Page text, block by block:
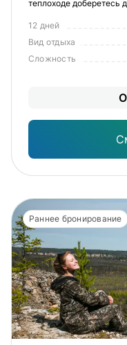
теплоходе доберетесь
экскурсии, треккинг к
дальневосточных
комфо
12 дней
Вид отдыха
Сложность
Раннее бронирование